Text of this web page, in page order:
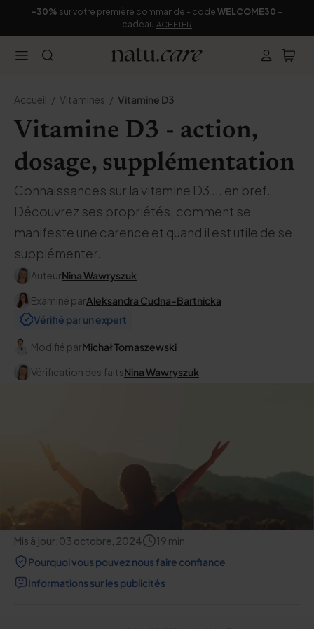
-30% sur votre première commande - code WELCOME30 +
cadeau ACHETER
Accueil Vitamines Vitamine D3
Vitamine D3 - action,
dosage, supplémentation
Connaissances sur la vitamine D3 ... en bref.
Découvrez ses propriétés, comment se
manifeste une carence et quand il est utile de se
supplémenter.
AuteurNina Wawryszuk
Examiné parAleksandra Cudna-Bartnicka
Vérifié par un expert
Modifié parMichał Tomaszewski
Vérification des faitsNina Wawryszuk
Mis à jour:03 octobre, 2024 19 min
Pourquoi vous pouvez nous faire confiance
Informations sur les publicités